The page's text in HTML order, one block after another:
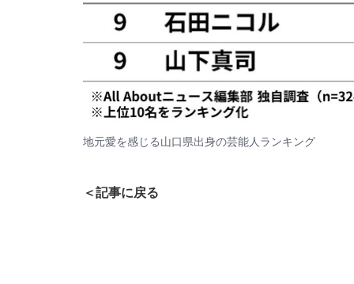
地元愛を感じる山口県出身の芸能人ランキング
＜記事に戻る